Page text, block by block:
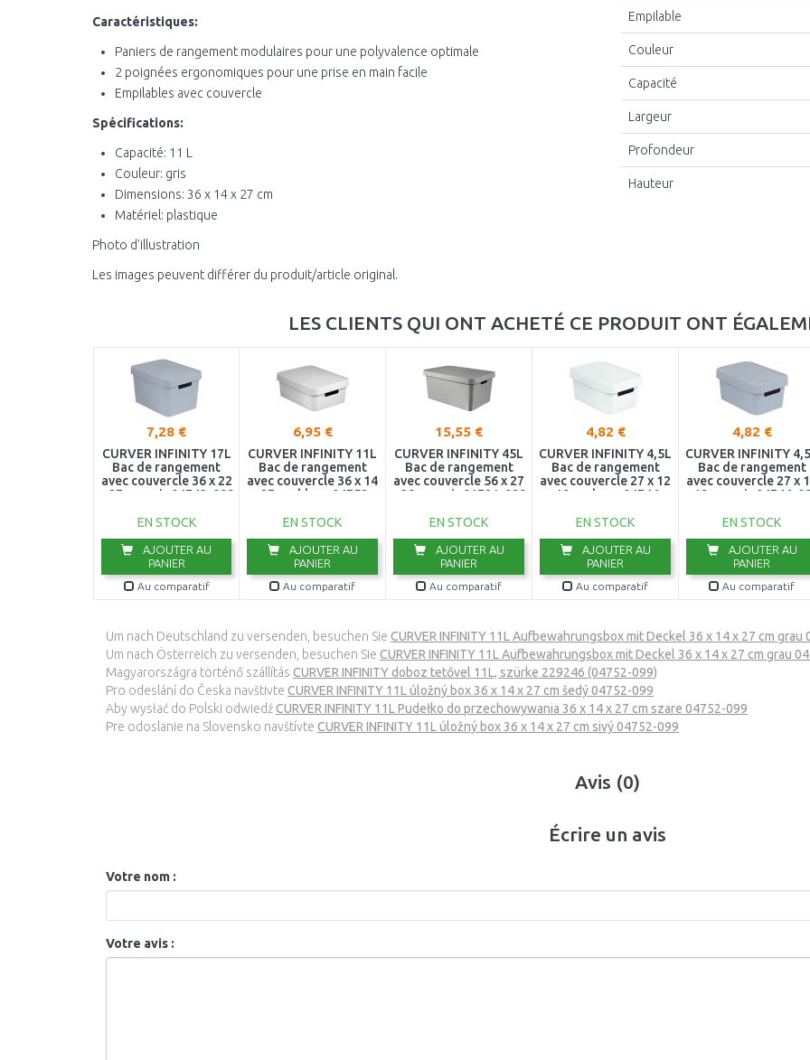
Caractéristiques:
Paniers de rangement modulaires pour une polyvalence optimale
2 poignées ergonomiques pour une prise en main facile
Empilables avec couvercle
Spécifications:
Capacité: 11 L
Couleur: gris
Dimensions: 36 x 14 x 27 cm
Matériel: plastique
Photo d'illustration
Les images peuvent différer du produit/article original.
Empilable
Couleur
Capacité
Largeur
Profondeur
Hauteur
LES CLIENTS QUI ONT ACHETÉ CE PRODUIT ONT
7,28 €
CURVER INFINITY 17L
Bac de rangement
avec couvercle 36 x 22
x 27 cm gris 04743-099
EN STOCK
AJOUTER AU
PANIER
Au comparatif
6,95 €
CURVER INFINITY 11L
Bac de rangement
avec couvercle 36 x 14
x 27 cm blanc 04752-
EN STOCK
AJOUTER AU
PANIER
Au comparatif
15,55 €
CURVER INFINITY 45L
Bac de rangement
avec couvercle 56 x 27
x 39 cm gris 01721-099
EN STOCK
AJOUTER AU
PANIER
Au comparatif
4,82 €
CURVER INFINITY 4,5L
Bac de rangement
avec couvercle 27 x 12
x 19 cm banc 04746-
EN STOCK
AJOUTER AU
PANIER
Au comparatif
4,82 €
CURVER INFINITY
Bac de rangement
avec couvercle 27 x
x 19 cm gris 04746-
EN STOCK
AJOUTER AU
PANIER
Au comparatif
Um nach Deutschland zu versenden, besuchen Sie CURVER INFINITY 11L Aufbewahrungsbox mit Deckel 36 x 14 x 27 cm grau
Um nach Österreich zu versenden, besuchen Sie CURVER INFINITY 11L Aufbewahrungsbox mit Deckel 36 x 14 x 27 cm grau
Magyarországra történő szállítás CURVER INFINITY doboz tetővel 11L, szürke 229246 (04752-099)
Pro odeslání do Česka navštivte CURVER INFINITY 11L úložný box 36 x 14 x 27 cm šedý 04752-099
Aby wysłać do Polski odwiedźCURVER INFINITY 11L Pudełko do przechowywania 36 x 14 x 27 cm szare 04752-099
Pre odoslanie na Slovensko navštívte CURVER INFINITY 11L úložný box 36 x 14 x 27 cm sivý 04752-099
Avis (0)
Écrire un avis
Votre nom :
Votre avis :